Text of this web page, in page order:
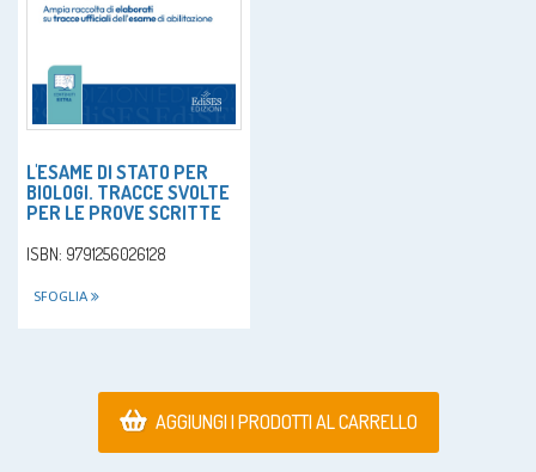
L'ESAME DI STATO PER
BIOLOGI. TRACCE SVOLTE
PER LE PROVE SCRITTE
ISBN: 9791256026128
SFOGLIA
AGGIUNGI I PRODOTTI AL CARRELLO